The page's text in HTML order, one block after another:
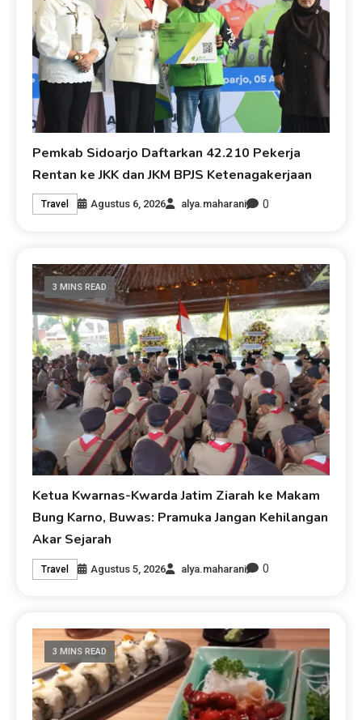
Pemkab Sidoarjo Daftarkan 42.210 Pekerja
Rentan ke JKK dan JKM BPJS Ketenagakerjaan
Travel Agustus 6, 2026 alya.maharani 0
3 MINS READ
Ketua Kwarnas-Kwarda Jatim Ziarah ke Makam
Bung Karno, Buwas: Pramuka Jangan Kehilangan
Akar Sejarah
Travel Agustus 5, 2026 alya.maharani 0
3 MINS READ